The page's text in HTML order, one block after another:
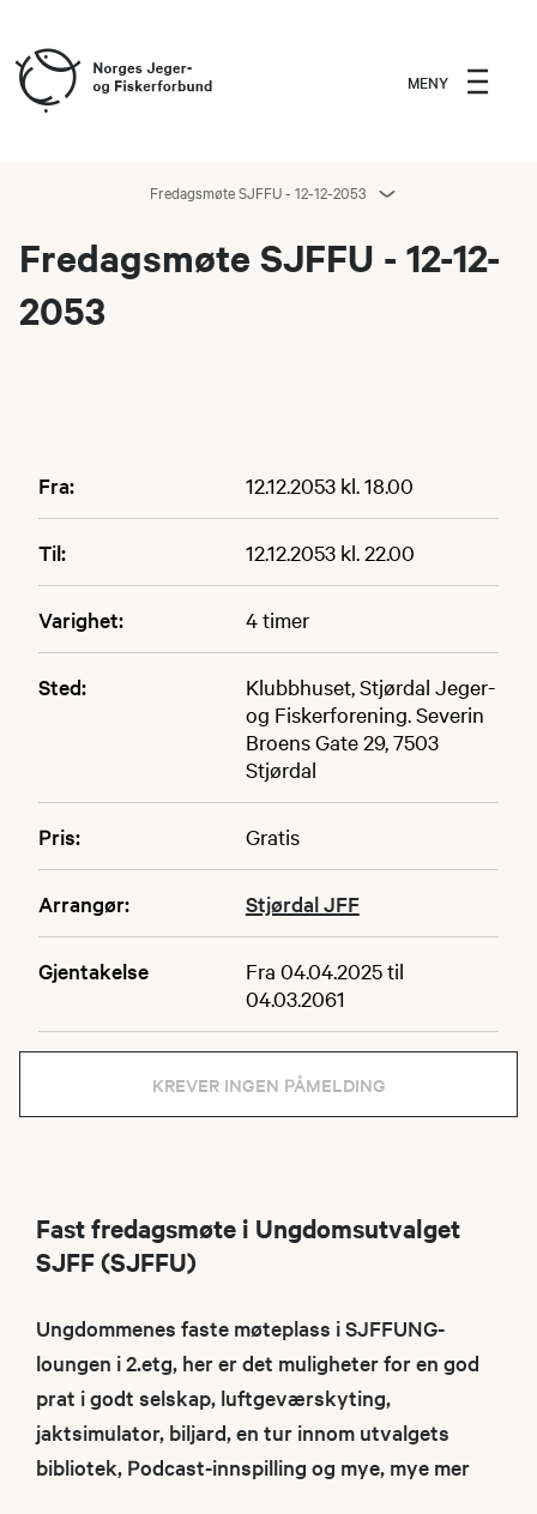
MENY
Fredagsmøte SJFFU - 12-12-2053
Fredagsmøte SJFFU - 12-12-
2053
Fra: 12.12.2053 kl. 18.00
Til: 12.12.2053 kl. 22.00
Varighet: 4 timer
Sted:
Klubbhuset, Stjørdal Jeger-
og Fiskerforening. Severin
Broens Gate 29, 7503
Stjørdal
Pris: Gratis
Arrangør: Stjørdal JFF
Gjentakelse
Fra 04.04.2025 til
04.03.2061
KREVER INGEN PÅMELDING
Fast fredagsmøte i Ungdomsutvalget
SJFF (SJFFU)
Ungdommenes faste møteplass i SJFFUNG-
loungen i 2.etg, her er det muligheter for en god
prat i godt selskap, luftgeværskyting,
jaktsimulator, biljard, en tur innom utvalgets
bibliotek, Podcast-innspilling og mye, mye mer